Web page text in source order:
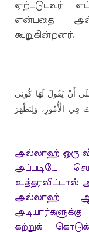
ஏற்படுபவர்
என்பதை
கூறுகின்றனர்.
أَنْ يَقُولَ لَهَا كُونِي
فِي الْأُمُورِ، وَلِتَظْهَرَ
அல்லாஹ் ஒரு
அப்படியே
உத்தரவிட்டால்
அல்லாஹ்
கற்றுக்